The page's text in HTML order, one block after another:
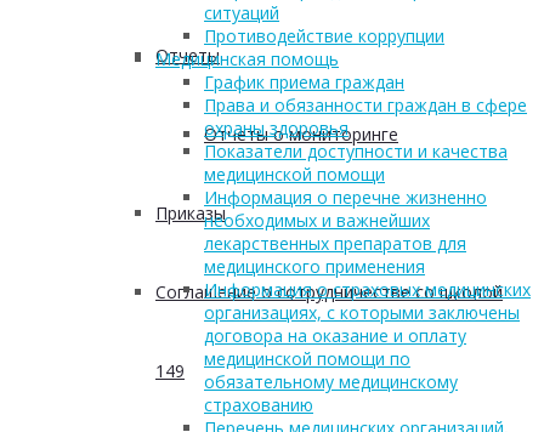
Отчеты
Отчеты о мониторинге
Приказы
Соглашение о сотрудничестве со школой
149
ситуаций
Противодействие коррупции
Медицинская помощь
График приема граждан
Права и обязанности граждан в сфере
охраны здоровья
Показатели доступности и качества
медицинской помощи
Информация о перечне жизненно
необходимых и важнейших
лекарственных препаратов для
медицинского применения
Информация о страховых медицинских
организациях, с которыми заключены
договора на оказание и оплату
медицинской помощи по
обязательному медицинскому
страхованию